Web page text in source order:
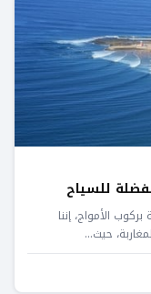
بركوب الأمواج، إننا
حيث...